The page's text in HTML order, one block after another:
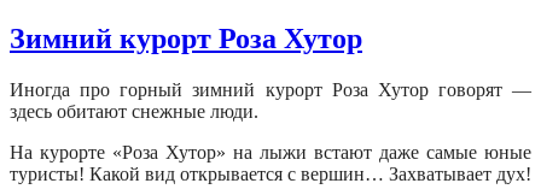
Зимний курорт Роза Хутор
Иногда про горный зимний курорт Роза Хутор говорят —
здесь обитают снежные люди.
На курорте «Роза Хутор» на лыжи встают даже самые юные
туристы! Какой вид открывается с вершин… Захватывает дух!